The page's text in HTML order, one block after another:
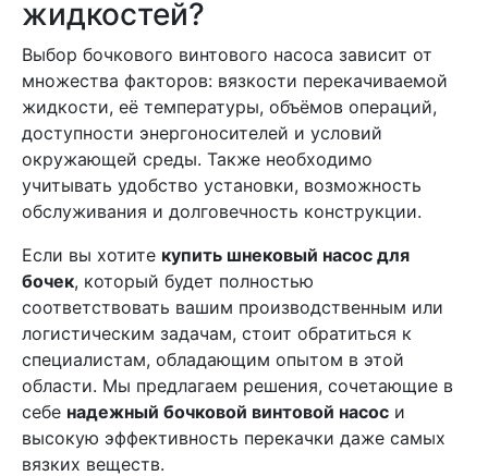
жидкостей?
Выбор бочкового винтового насоса зависит от
множества факторов: вязкости перекачиваемой
жидкости, её температуры, объёмов операций,
доступности энергоносителей и условий
окружающей среды. Также необходимо
учитывать удобство установки, возможность
обслуживания и долговечность конструкции.
Если вы хотите купить шнековый насос для
бочек, который будет полностью
соответствовать вашим производственным или
логистическим задачам, стоит обратиться к
специалистам, обладающим опытом в этой
области. Мы предлагаем решения, сочетающие в
себе надежный бочковой винтовой насос и
высокую эффективность перекачки даже самых
вязких веществ.